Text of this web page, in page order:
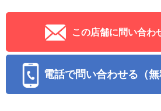
この店舗に問い合わ
電話で問い合わせる（無